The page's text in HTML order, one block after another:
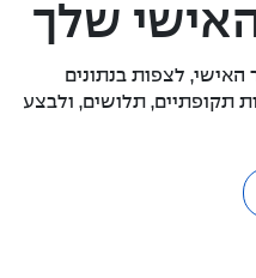
שלך
האישי, לצפות בנתונים
תקופתיים, תלושים, ולבצע